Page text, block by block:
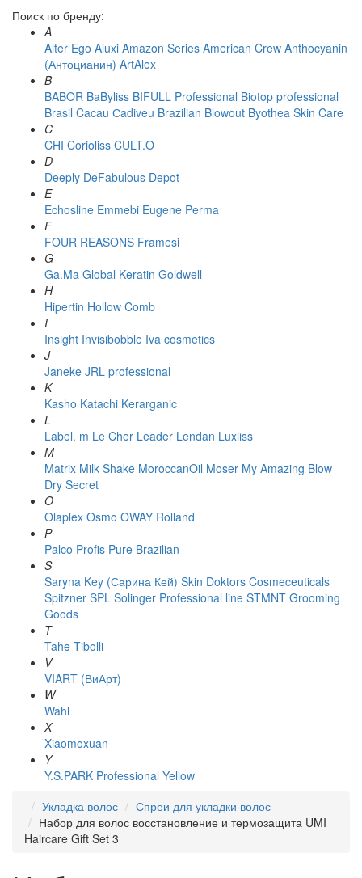
Поиск по бренду:
A
Alter Ego Aluxi Amazon Series American Crew Anthocyanin
(Антоцианин) ArtAlex
B
BABOR BaByliss BIFULL Professional Biotop professional
Brasil Cacau Сadiveu Brazilian Blowout Byothea Skin Care
C
CHI Corioliss CULT.O
D
Deeply DeFabulous Depot
E
Echosline Emmebi Eugene Perma
F
FOUR REASONS Framesi
G
Ga.Ma Global Keratin Goldwell
H
Hipertin Hollow Comb
I
Insight Invisibobble Iva cosmetics
J
Janeke JRL professional
K
Kasho Katachi Kerarganic
L
Label. m Le Cher Leader Lendan Luxliss
M
Matrix Milk Shake MoroccanOil Moser My Amazing Blow
Dry Secret
O
Olaplex Osmo OWAY Rolland
P
Palco Profis Pure Brazilian
S
Saryna Key (Сарина Кей) Skin Doktors Cosmeceuticals
Spitzner SPL Solinger Professional line STMNT Grooming
Goods
T
Tahe Tibolli
V
VIART (ВиАрт)
W
Wahl
X
Xiaomoxuan
Y
Y.S.PARK Professional Yellow
Укладка волос
Спреи для укладки волос
Набор для волос восстановление и термозащита UMI
Haircare Gift Set 3